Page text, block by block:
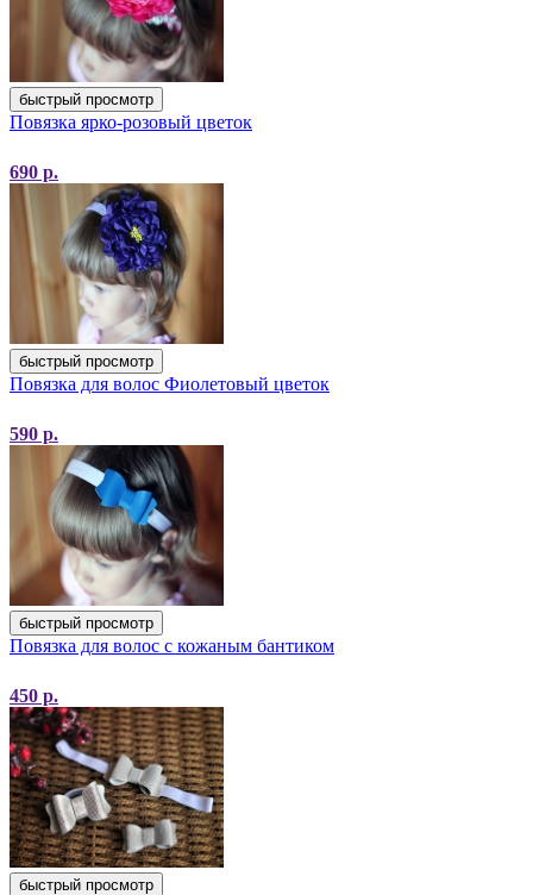
быстрый просмотр
Повязка ярко-розовый цветок
690 р.
быстрый просмотр
Повязка для волос Фиолетовый цветок
590 р.
быстрый просмотр
Повязка для волос с кожаным бантиком
450 р.
быстрый просмотр